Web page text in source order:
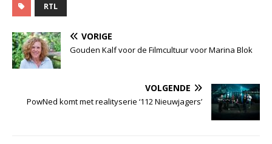
RTL
VORIGE
Gouden Kalf voor de Filmcultuur voor Marina Blok
VOLGENDE
PowNed komt met realityserie ‘112 Nieuwjagers’